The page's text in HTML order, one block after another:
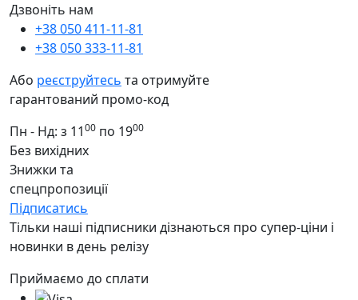
Дзвоніть нам
+38 050 411-11-81
+38 050 333-11-81
Або реєструйтесь та отримуйте
гарантований промо-код
Пн - Нд: з 1100 по 1900
Без вихідних
Знижки та
спецпропозиції
Підписатись
Тільки наші підписники дізнаються про супер-ціни і
новинки в день релізу
Приймаємо до сплати